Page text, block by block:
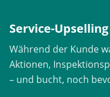
Service-Upselling
Während der Kunde
Aktionen,
– und bucht, noch